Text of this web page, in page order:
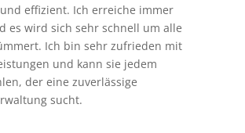
effizient. Ich erreiche immer
es wird sich sehr schnell um alle
Ich bin sehr zufrieden mit
und kann sie jedem
der eine zuverlässige
sucht.